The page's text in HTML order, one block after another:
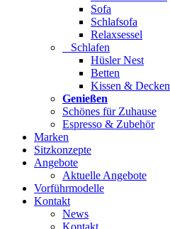
Sofa
Schlafsofa
Relaxsessel
Schlafen
Hüsler Nest
Betten
Kissen & Decken
Genießen
Schönes für Zuhause
Espresso & Zubehör
Marken
Sitzkonzepte
Angebote
Aktuelle Angebote
Vorführmodelle
Kontakt
News
Kontakt